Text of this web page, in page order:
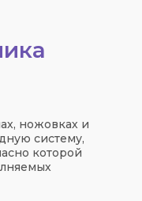
ножовках и
систему,
которой